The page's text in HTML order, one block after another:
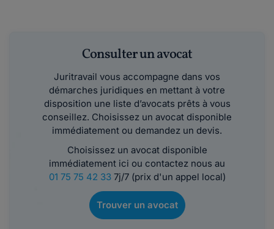
Consulter un avocat
Juritravail vous accompagne dans vos
démarches juridiques en mettant à votre
disposition une liste d’avocats prêts à vous
conseillez. Choisissez un avocat disponible
immédiatement ou demandez un devis.
Choisissez un avocat disponible
immédiatement ici ou contactez nous au
01 75 75 42 337j/7 (prix d'un appel local)
Trouver un avocat